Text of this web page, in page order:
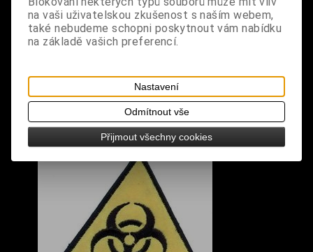
rozměry: výška 5,3 cm, šířka 7,8 cm
S výrobkem se také prodává
na vaši uživatelskou zkušenost s naším webem,
také nebudeme schopni poskytnout vám nabídku
na základě vašich preferencí.
Nastavení
Odmítnout vše
Přijmout všechny cookies